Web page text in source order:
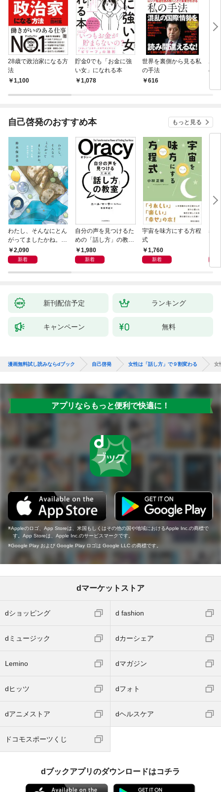
28歳で政治家になる方
法
1,100
貯金0でも「お金に強
い女」になれる本
1,078
世界を裏側から見る私
の手法
616
わ
の？
自己啓発のおすすめ本 もっと見る
わたし、そんなにとん
がってましたかね。
獅子座、Ａ型、丙午は
めぐる
2,090
新着
自分の声を見つけるた
めの「話し方」の教
室 Ｏｒａｃｙ（オラ
シー）
1,980
新着
宇宙を味方にする方程
式
1,760
新着
基
新刊配信予定 ランキング
キャンペーン 無料
漫画無料試し読みならdブック 自己啓発 女性は「話し方」で９割変わる 女
アプリならもっと便利で快適に！
Appleのロゴ、App Storeは、米国もしくはその他の国や地域におけるApple Inc.の商標で
す。App Storeは、Apple Inc.のサービスマークです。
Google Play および Google Play ロゴは Google LLC の商標です。
dマーケットストア
dショッピング d fashion
dミュージック dカーシェア
Lemino dマガジン
dヒッツ dフォト
dアニメストア dヘルスケア
ドコモスポーツくじ
dブックアプリのダウンロードはコチラ